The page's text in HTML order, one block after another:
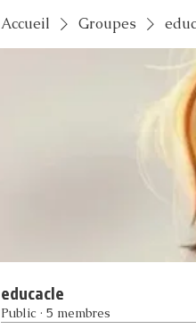
Accueil Groupes
educacle
Public · 5 membres